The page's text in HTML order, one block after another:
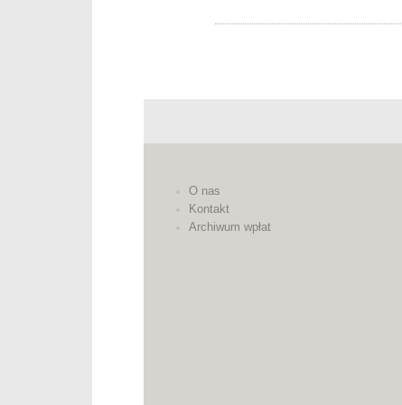
O nas
Kontakt
Archiwum wpłat